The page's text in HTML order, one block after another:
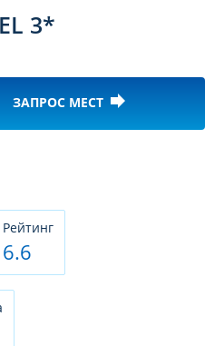
3*
ЗАПРОС МЕСТ forward
Рeйтинг
6.6